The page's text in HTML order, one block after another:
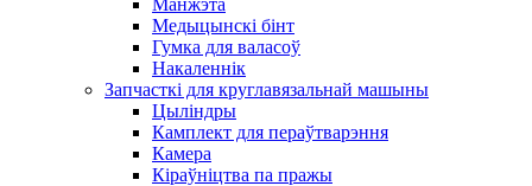
Манжэта
Медыцынскі бінт
Гумка для валасоў
Накаленнік
Запчасткі для круглавязальнай машыны
Цыліндры
Камплект для пераўтварэння
Камера
Кіраўніцтва па пражы